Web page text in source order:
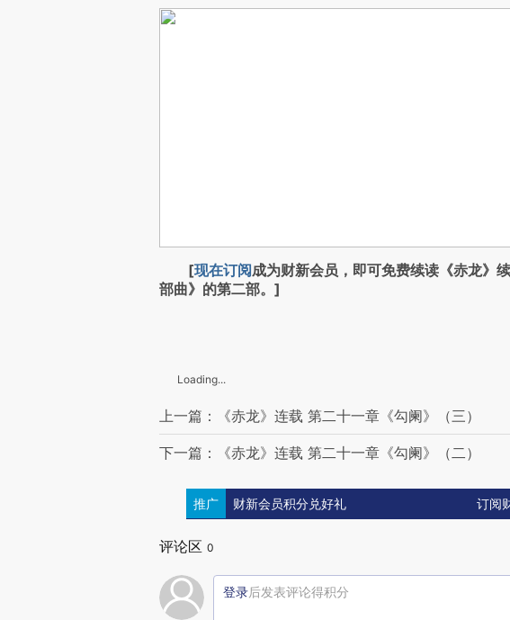
[现在订阅成为财新会员，即可免费续读《赤龙》
部曲》的第二部。]
Loading...
上一篇：《赤龙》连载 第二十一章《勾阑》（三）
下一篇：《赤龙》连载 第二十一章《勾阑》（二）
推广 财新会员积分兑好礼 订阅
评论区 0
登录后发表评论得积分